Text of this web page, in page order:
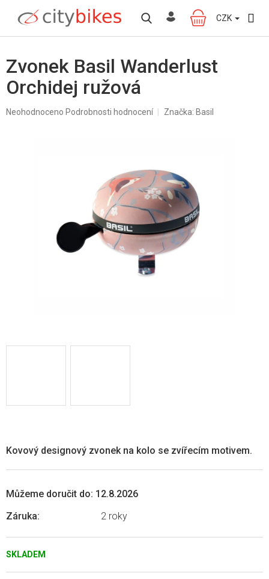
obsah
NÁKUPNÍ
KOŠÍK
CZK
Zvonek Basil Wanderlust
Orchidej ružová
Průměrné
Neohodnoceno Podrobnosti hodnocení Značka: Basil
SKLADEM
Můžeme doručit do: 12.8.2026
Záruka: 2 roky
Kovový designový zvonek na kolo se zvířecím motivem.